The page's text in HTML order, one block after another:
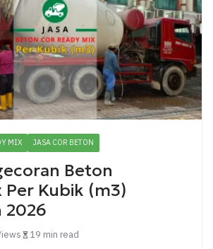
MIX JASA COR BETON
Beton
Per Kubik (m3)
2026
19 min read